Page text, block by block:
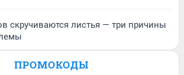
скручиваются листья — три причины
ПРОМОКОДЫ